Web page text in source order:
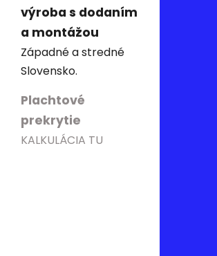
výroba s dodaním
a montážou
Západné a stredné
Slovensko.
Plachtové
prekrytie
KALKULÁCIA TU